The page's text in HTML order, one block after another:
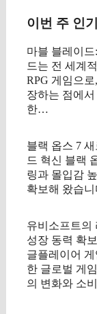
이번 주 인
마블 블레이
드는 전 세계
RPG 게임으
장하는 점에
한…
블랙 옵스 7
드 혁신 블랙
링과 몰입감
확보해 왔습
유비소프트의
성장 동력 확
글플레이어
한 글로벌 게
의 변화와 소